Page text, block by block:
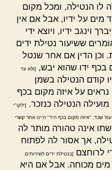
לו הנטילה, ומכל מקום
מים על ידיו, אבל אם אין
וינגב ידיו, ויוצא ידי
ששיעור נטילת ידים
וכן הדין אם אחר שנטל
בכף ידו שהוא יבש,
[ולא עד
קודם הנטילה בשמן
נראים על איזה מקום בכף
מועילה הנטילה כנזכר.
[ילקו"י
שכד, "איזה מקום בכף היד" היינו אחר קשרי
אינה טהורה מותר לה
אך אסור לה לפתוח
לרוחצם
[בנטילת ידים לשירותים
מים מכוחה. אבל אם היא